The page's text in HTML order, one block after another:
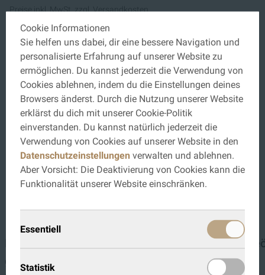
Preise inkl. MwSt. zzgl. Versandkosten
IN DEN WARENKORB
Pflegeoel-O36-Sicherheitsdatenblatt.pdf
Pflegeoel-O36-technisches-Merkblatt.pdf
geölte Oberflächen, Farbton
KOCH
DETAILS
Cookie Informationen
Sie helfen uns dabei, dir eine bessere Navigation und
personalisierte Erfahrung auf unserer Website zu
ermöglichen. Du kannst jederzeit die Verwendung von
Cookies ablehnen, indem du die Einstellungen deines
Browsers änderst. Durch die Nutzung unserer Website
erklärst du dich mit unserer Cookie-Politik
einverstanden. Du kannst natürlich jederzeit die
Verwendung von Cookies auf unserer Website in den
Datenschutzeinstellungen verwalten und ablehnen.
Aber Vorsicht: Die Deaktivierung von Cookies kann die
Funktionalität unserer Website einschränken.
Essentiell
Statistik